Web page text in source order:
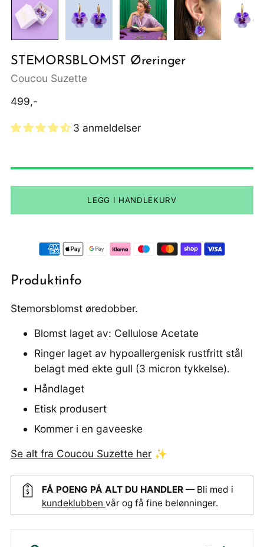
STEMORSBLOMST Øreringer
Coucou Suzette
Ordinær
499,-
3 anmeldelser
LEGG I HANDLEKURV
Produktinfo
Stemorsblomst øredobber.
Blomst laget av: Cellulose Acetate
Ringer laget av hypoallergenisk rustfritt stål
belagt med ekte gull (3 micron tykkelse).
Håndlaget
Etisk produsert
Kommer i en gaveeske
Se alt fra Coucou Suzette her ✨
FÅ POENG PÅ ALT DU HANDLER — Bli med i
kundeklubben vår og få fine belønninger.